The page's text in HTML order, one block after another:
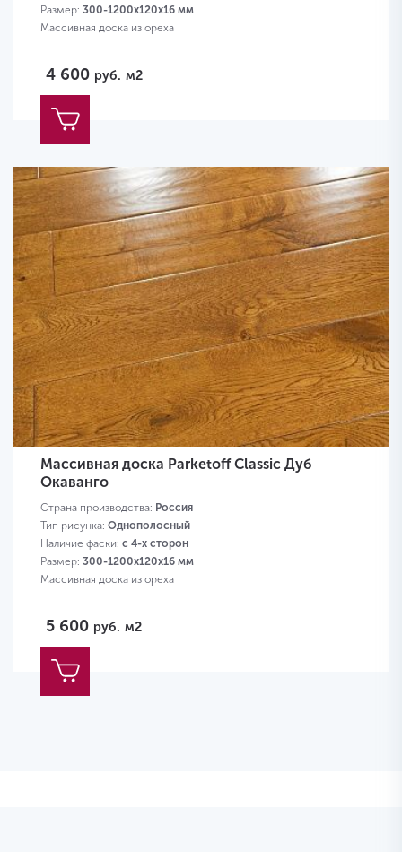
Размер: 300-1200х120х16 мм
Массивная доска из ореха
4 600 руб. м2
Массивная доска Parketoff Classic Дуб
Окаванго
Страна производства: Россия
Тип рисунка: Однополосный
Наличие фаски: с 4-х сторон
Размер: 300-1200х120х16 мм
Массивная доска из ореха
5 600 руб. м2